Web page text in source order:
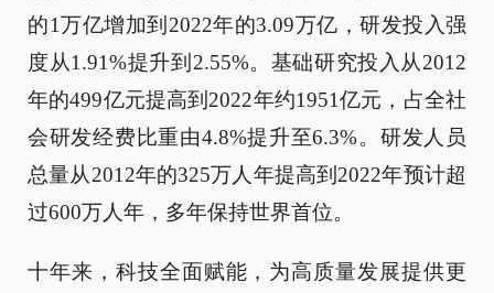
的1万亿增加到2022年的3.09万亿，研发投入强
度从1.91%提升到2.55%。基础研究投入从2012
年的499亿元提高到2022年约1951亿元，占全社
会研发经费比重由4.8%提升至6.3%。研发人员
总量从2012年的325万人年提高到2022年预计超
过600万人年，多年保持世界首位。
十年来，科技全面赋能，为高质量发展提供更